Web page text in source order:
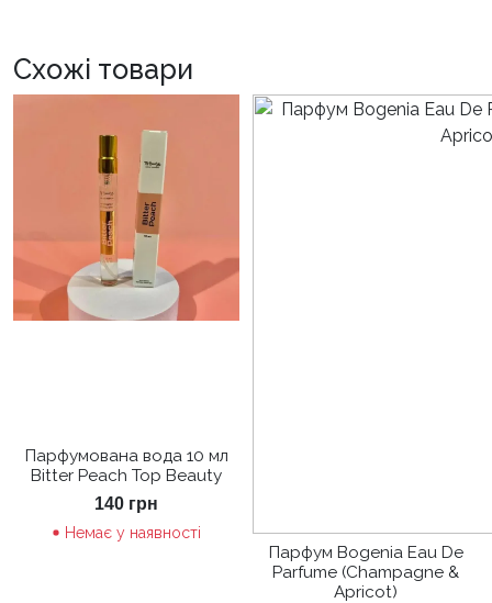
Схожі товари
Парфумована вода 10 мл
Bitter Peach Top Beauty
140 грн
Немає у наявності
Парфум Bogenia Eau De
Parfume (Champagne &
Apricot)